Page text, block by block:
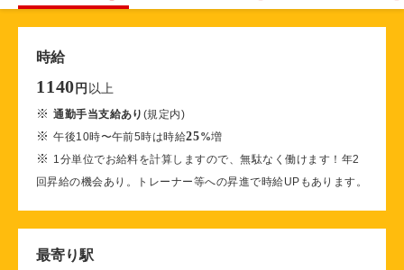
時給
1140 円 以上
※通勤手当支給あり (規定内)
※午後10時〜午前5時は時給25%増
※ 1分単位でお給料を計算しますので、無駄なく働けます！年2
回昇給の機会あり。トレーナー等への昇進で時給UPもあります。
最寄り駅